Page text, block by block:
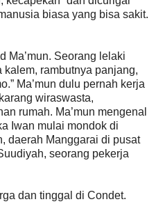
biasa yang bisa sakit.
Ma’mun. Seorang lelaki
rambutnya panjang,
Ma’mun dulu pernah kerja
wiraswasta,
rumah. Ma’mun mengenal
Iwan mulai mondok di
daerah Manggarai di pusat
seorang pekerja
dan tinggal di Condet.